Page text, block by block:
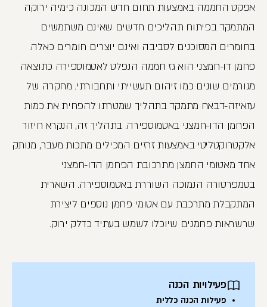
אפקט החממה באמצעות תחום חדש המכונה כימיה ירוקה
המתמקד בפיתוח תהליכים חדשים שאינם משתמשים
בחומרים המסוכנים לסביבה ואינם יוצרים חומרים כאלה.
פחמן דו-חמצני הוא גז חממה הנפלט לאטמוספירה כתוצאה
מגורמים שונים כמו זיהום תעשייתי ותחבורתי. מחקרה של
עזאיזה-דבאח מתמקד בתהליך שמטרתו להפחית את כמות
הפחמן הדו-חמצני באטמוספירה. בתהליך זה, הנקרא חיזור
אלקטרוקטליטי באמצעות זרזים המכילים מתכות מעבר, מנותק
אחד מאטומי החמצן מתרכובת הפחמן הדו-חמצני
בטמפרטורה הנמוכה השוררת באטמוספירה. השארית
המתקבלת מתרכבת עם אטומי פחמן נוספים ליצירת
שרשראות פחמנים שיוכלו לשמש בעתיד כדלק ירוק.
פעילויות הכנה
פעילות הכנה כללית